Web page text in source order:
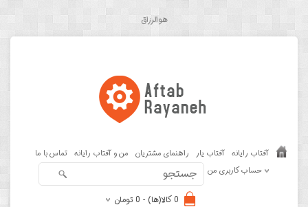
هوالرزاق
آفتاب رایانه آفتاب یار راهنمای مشتریان من و آفتاب رایانه تماس با ما
حساب کاربری من
0 کالا(ها) - 0 تومان